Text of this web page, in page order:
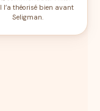
l’a théorisé bien avant
Seligman.